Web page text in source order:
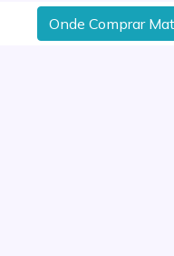
Onde Comprar